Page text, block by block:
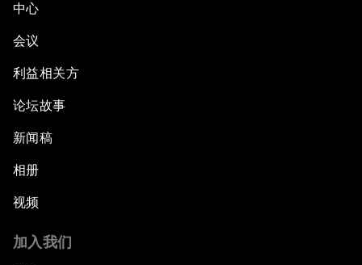
中心
会议
利益相关方
论坛故事
新闻稿
相册
视频
加入我们